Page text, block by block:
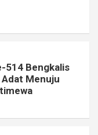
514 Bengkalis
Adat Menuju